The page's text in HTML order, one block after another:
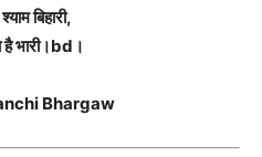
बिहारी,
है भारी।bd।
Bhargaw